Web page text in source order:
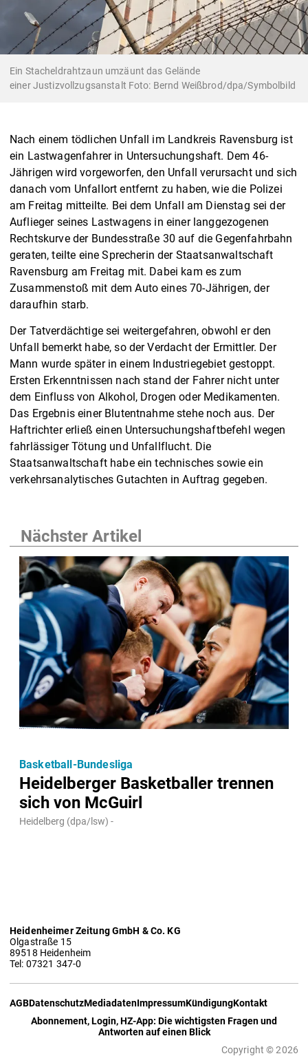
Ein Stacheldrahtzaun umzäunt das Gelände
einer Justizvollzugsanstalt Foto: Bernd Weißbrod/dpa/Symbolbild
Nach einem tödlichen Unfall im Landkreis Ravensburg ist
ein Lastwagenfahrer in Untersuchungshaft. Dem 46-
Jährigen wird vorgeworfen, den Unfall verursacht und sich
danach vom Unfallort entfernt zu haben, wie die Polizei
am Freitag mitteilte. Bei dem Unfall am Dienstag sei der
Auflieger seines Lastwagens in einer langgezogenen
Rechtskurve der Bundesstraße 30 auf die Gegenfahrbahn
geraten, teilte eine Sprecherin der Staatsanwaltschaft
Ravensburg am Freitag mit. Dabei kam es zum
Zusammenstoß mit dem Auto eines 70-Jährigen, der
daraufhin starb.
Der Tatverdächtige sei weitergefahren, obwohl er den
Unfall bemerkt habe, so der Verdacht der Ermittler. Der
Mann wurde später in einem Industriegebiet gestoppt.
Ersten Erkenntnissen nach stand der Fahrer nicht unter
dem Einfluss von Alkohol, Drogen oder Medikamenten.
Das Ergebnis einer Blutentnahme stehe noch aus. Der
Haftrichter erließ einen Untersuchungshaftbefehl wegen
fahrlässiger Tötung und Unfallflucht. Die
Staatsanwaltschaft habe ein technisches sowie ein
verkehrsanalytisches Gutachten in Auftrag gegeben.
Nächster Artikel
Heidelberger Basketballer trennen
sich von McGuirl
Basketball-Bundesliga
Heidelberg (dpa/lsw) -
Heidenheimer Zeitung GmbH & Co. KG
Olgastraße 15
89518 Heidenheim
Tel: 07321 347-0
AGBDatenschutzMediadatenImpressumKündigungKontakt
Abonnement, Login, HZ-App: Die wichtigsten Fragen und
Antworten auf einen Blick
Copyright © 2026